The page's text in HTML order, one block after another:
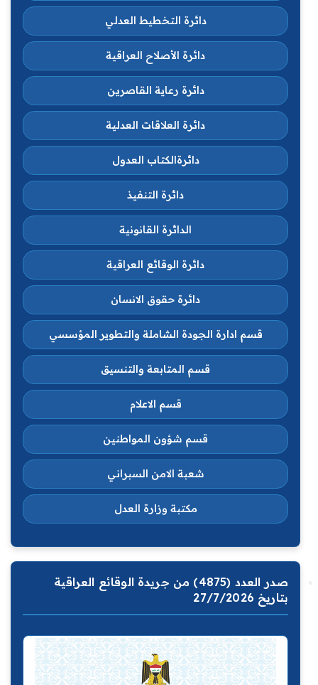
دائرة التخطيط العدلي
دائرة الأصلاح العراقية
دائرة رعاية القاصرين
دائرة العلاقات العدلية
دائرةالكتاب العدول
دائرة التنفيذ
الدائرة القانونية
دائرة الوقائع العراقية
دائرة حقوق الانسان
قسم ادارة الجودة الشاملة والتطوير المؤسسي
قسم المتابعة والتنسيق
قسم الاعلام
قسم شؤون المواطنين
شعبة الامن السبراني
مكتبة وزارة العدل
صدر العدد (4875) من جريدة الوقائع العراقية
بتاريخ 27/7/2026